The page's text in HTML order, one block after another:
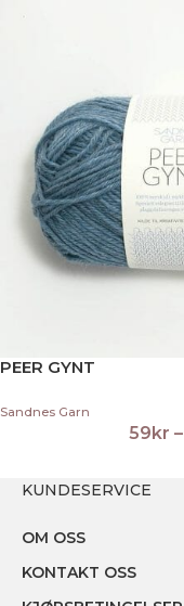
PEER GYNT
Sandnes Garn
59kr –
KUNDESERVICE
OM OSS
KONTAKT OSS